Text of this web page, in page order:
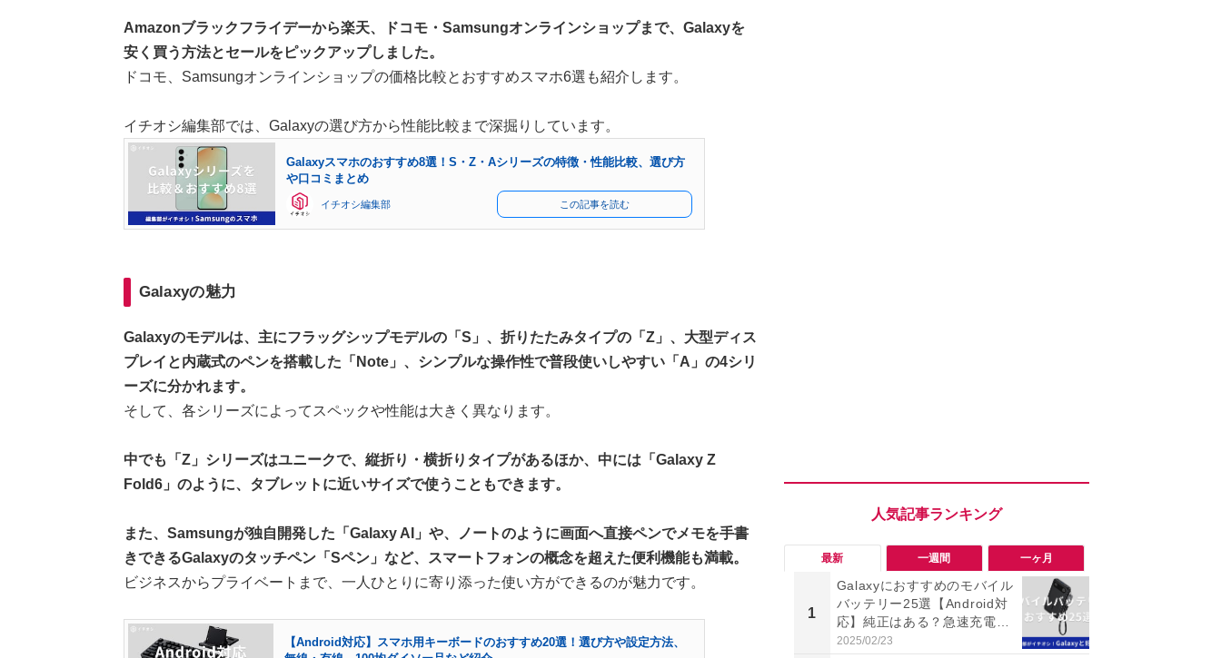
Amazonブラックフライデーから楽天、ドコモ・Samsungオンラインショップまで、Galaxyを
安く買う方法とセールをピックアップしました。
ドコモ、Samsungオンラインショップの価格比較とおすすめスマホ6選も紹介します。
イチオシ編集部では、Galaxyの選び方から性能比較まで深掘りしています。
Galaxyスマホのおすすめ8選！S・Z・Aシリーズの特徴・性能比較、選び方
や口コミまとめ
イチオシ編集部 この記事を読む
Galaxyの魅力
Galaxyのモデルは、主にフラッグシップモデルの「S」、折りたたみタイプの「Z」、大型ディス
プレイと内蔵式のペンを搭載した「Note」、シンプルな操作性で普段使いしやすい「A」の4シリ
ーズに分かれます。
そして、各シリーズによってスペックや性能は大きく異なります。
中でも「Z」シリーズはユニークで、縦折り・横折りタイプがあるほか、中には「Galaxy Z
Fold6」のように、タブレットに近いサイズで使うこともできます。
また、Samsungが独自開発した「Galaxy AI」や、ノートのように画面へ直接ペンでメモを手書
きできるGalaxyのタッチペン「Sペン」など、スマートフォンの概念を超えた便利機能も満載。
ビジネスからプライベートまで、一人ひとりに寄り添った使い方ができるのが魅力です。
【Android対応】スマホ用キーボードのおすすめ20選！選び方や設定方法、
最新 一週間 一ヶ月
1
Galaxyにおすすめのモバイル
バッテリー25選【Android対
応】純正はある？急速充電や
ワイヤレス、軽量・薄型など
2025/02/23